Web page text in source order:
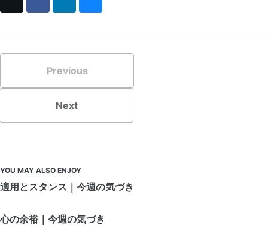
Previous
Next
YOU MAY ALSO ENJOY
適用とスタンス｜今週の気づき
心の余裕｜今週の気づき